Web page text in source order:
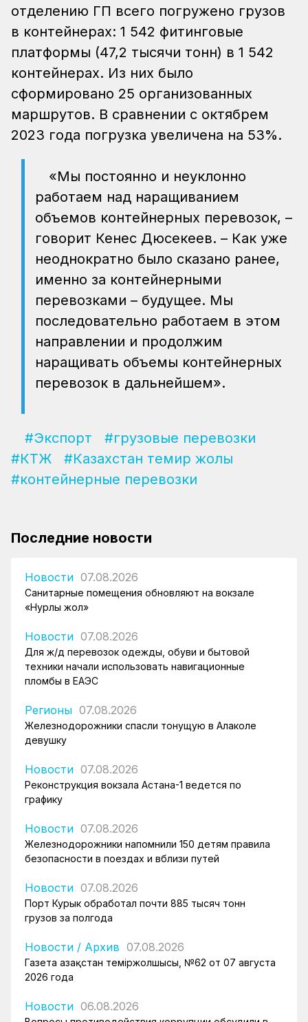
отделению ГП всего погружено грузов
в контейнерах: 1 542 фитинговые
платформы (47,2 тысячи тонн) в 1 542
контейнерах. Из них было
сформировано 25 организованных
маршрутов. В сравнении с октябрем
2023 года погрузка увеличена на 53%.
«Мы постоянно и неуклонно
работаем над наращиванием
объемов контейнерных перевозок, –
говорит Кенес Дюсекеев. – Как уже
неоднократно было сказано ранее,
именно за контейнерными
перевозками – будущее. Мы
последовательно работаем в этом
направлении и продолжим
наращивать объемы контейнерных
перевозок в дальнейшем».
#Экспорт
#грузовые перевозки
#КТЖ
#Казахстан темир жолы
#контейнерные перевозки
Последние новости
Новости 07.08.2026
Санитарные помещения обновляют на вокзале
«Нурлы жол»
Новости 07.08.2026
Для ж/д перевозок одежды, обуви и бытовой
техники начали использовать навигационные
пломбы в ЕАЭС
Регионы 07.08.2026
Железнодорожники спасли тонущую в Алаколе
девушку
Новости 07.08.2026
Реконструкция вокзала Астана-1 ведется по
графику
Новости 07.08.2026
Железнодорожники напомнили 150 детям правила
безопасности в поездах и вблизи путей
Новости 07.08.2026
Порт Курык обработал почти 885 тысяч тонн
грузов за полгода
Новости / Архив 07.08.2026
Газета Қазақстан теміржолшысы, №62 от 07 августа
2026 года
Новости 06.08.2026